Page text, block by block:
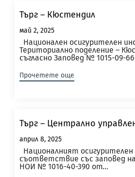
Търг – Кюстендил
май 2, 2025
Национален осигурителен
Териториално поделение –
съгласно Заповед № 1015-09-
Прочетете още
Търг – Централно
април 8, 2025
Националният
съответствие със заповед
НОИ № 1016-40-390 от...